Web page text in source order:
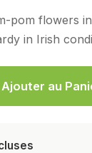
pom flowers
in Irish
Ajouter au